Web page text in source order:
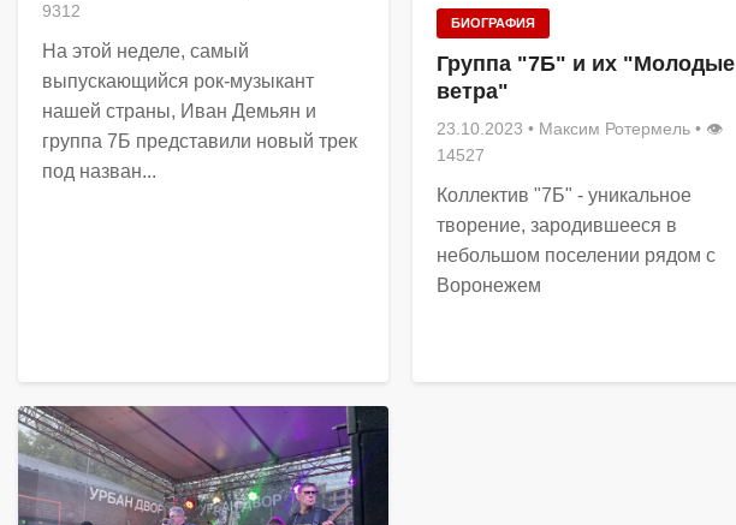
9312
На этой неделе, самый
выпускающийся рок-музыкант
нашей страны, Иван Демьян и
группа 7Б представили новый трек
под назван...
БИОГРАФИЯ
Группа "7Б" и их "Молодые
ветра"
23.10.2023 • Максим Ротермель • 👁
14527
Коллектив "7Б" - уникальное
творение, зародившееся в
небольшом поселении рядом с
Воронежем